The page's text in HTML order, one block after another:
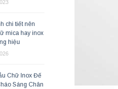
chi tiết nên
mica hay inox
hiệu
Chữ Inox Đế
Sáng Chân